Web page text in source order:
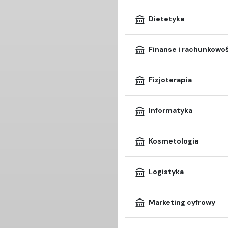
Dietetyka
Finanse i
Fizjoterapia
Informatyka
Kosmetologia
Logistyka
Marketing cyfrowy